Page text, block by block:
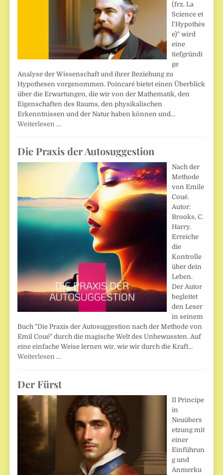
(frz. La
Science et
l'Hypothès
e)" wird
eine
tiefgründi
ge
Analyse der Wissenschaft und ihrer Beziehung zu
Hypothesen vorgenommen. Poincaré bietet einen Überblick
über die Erwartungen, die wir von der Mathematik, den
Eigenschaften des Raums, den physikalischen
Erkenntnissen und der Natur haben können und…
Weiterlesen …
Die Praxis der Autosuggestion
Nach der
Methode
von Emile
Coué.
Autor:
Brooks, C.
Harry.
Erreiche
die
Kontrolle
über dein
Leben.
Der Autor
begleitet
den Leser
in seinem
Buch "Die Praxis der Autosuggestion nach der Methode von
Emil Coué" durch die magische Welt des Unbewussten. Auf
eine einfache Weise lernen wir, wie wir durch die Kraft…
Weiterlesen …
Der Fürst
Il Principe
in
Neuübers
etzung mit
einer
Einführun
g und
Anmerku